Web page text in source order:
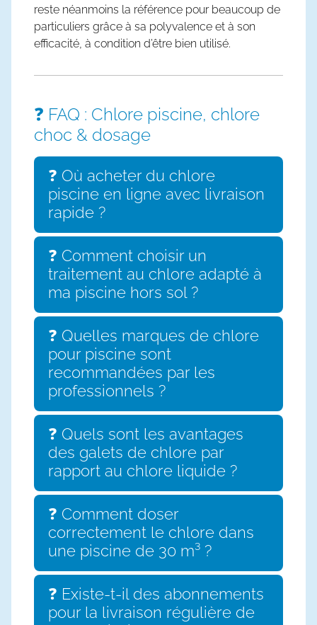
reste néanmoins la référence pour beaucoup de
particuliers grâce à sa polyvalence et à son
efficacité, à condition d’être bien utilisé.
❓ FAQ : Chlore piscine, chlore
choc & dosage
❓ Où acheter du chlore
piscine en ligne avec livraison
rapide ?
❓ Comment choisir un
traitement au chlore adapté à
ma piscine hors sol ?
❓ Quelles marques de chlore
pour piscine sont
recommandées par les
professionnels ?
❓ Quels sont les avantages
des galets de chlore par
rapport au chlore liquide ?
❓ Comment doser
correctement le chlore dans
une piscine de 30 m³ ?
❓ Existe-t-il des abonnements
pour la livraison régulière de